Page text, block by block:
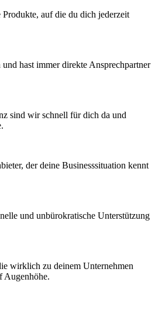
auf die du dich jederzeit
hast immer direkte Ansprechpartner
sind wir schnell für dich da und
der deine Businesssituation kennt
und unbürokratische Unterstützung
wirklich zu deinem Unternehmen
Augenhöhe.